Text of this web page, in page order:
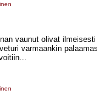
vaunut olivat
varmaankin